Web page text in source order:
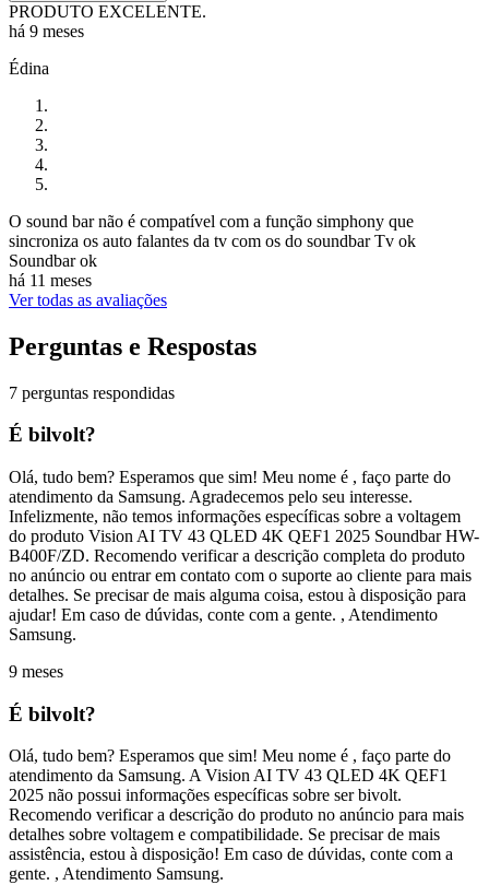
PRODUTO EXCELENTE.
há 9 meses
Édina
O sound bar não é compatível com a função simphony que
sincroniza os auto falantes da tv com os do soundbar Tv ok
Soundbar ok
há 11 meses
Ver todas as avaliações
Perguntas e Respostas
7 perguntas respondidas
É bilvolt?
Olá, tudo bem? Esperamos que sim! Meu nome é , faço parte do
atendimento da Samsung. Agradecemos pelo seu interesse.
Infelizmente, não temos informações específicas sobre a voltagem
do produto Vision AI TV 43 QLED 4K QEF1 2025 Soundbar HW-
B400F/ZD. Recomendo verificar a descrição completa do produto
no anúncio ou entrar em contato com o suporte ao cliente para mais
detalhes. Se precisar de mais alguma coisa, estou à disposição para
ajudar! Em caso de dúvidas, conte com a gente. , Atendimento
Samsung.
9 meses
É bilvolt?
Olá, tudo bem? Esperamos que sim! Meu nome é , faço parte do
atendimento da Samsung. A Vision AI TV 43 QLED 4K QEF1
2025 não possui informações específicas sobre ser bivolt.
Recomendo verificar a descrição do produto no anúncio para mais
detalhes sobre voltagem e compatibilidade. Se precisar de mais
assistência, estou à disposição! Em caso de dúvidas, conte com a
gente. , Atendimento Samsung.